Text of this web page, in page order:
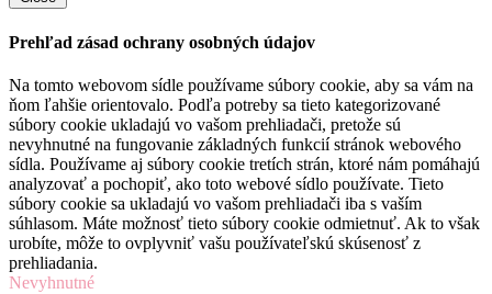
Prehľad zásad ochrany osobných údajov
Na tomto webovom sídle používame súbory cookie, aby sa vám na
ňom ľahšie orientovalo. Podľa potreby sa tieto kategorizované
súbory cookie ukladajú vo vašom prehliadači, pretože sú
nevyhnutné na fungovanie základných funkcií stránok webového
sídla. Používame aj súbory cookie tretích strán, ktoré nám pomáhajú
analyzovať a pochopiť, ako toto webové sídlo používate. Tieto
súbory cookie sa ukladajú vo vašom prehliadači iba s vaším
súhlasom. Máte možnosť tieto súbory cookie odmietnuť. Ak to však
urobíte, môže to ovplyvniť vašu používateľskú skúsenosť z
prehliadania.
Nevyhnutné